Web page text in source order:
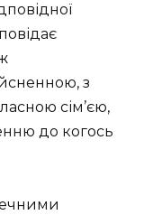
з
сім’єю,
до когось